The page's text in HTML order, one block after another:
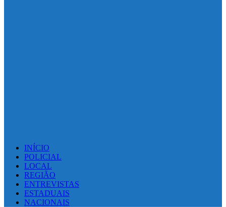
INÍCIO
POLICIAL
LOCAL
REGIÃO
ENTREVISTAS
ESTADUAIS
NACIONAIS